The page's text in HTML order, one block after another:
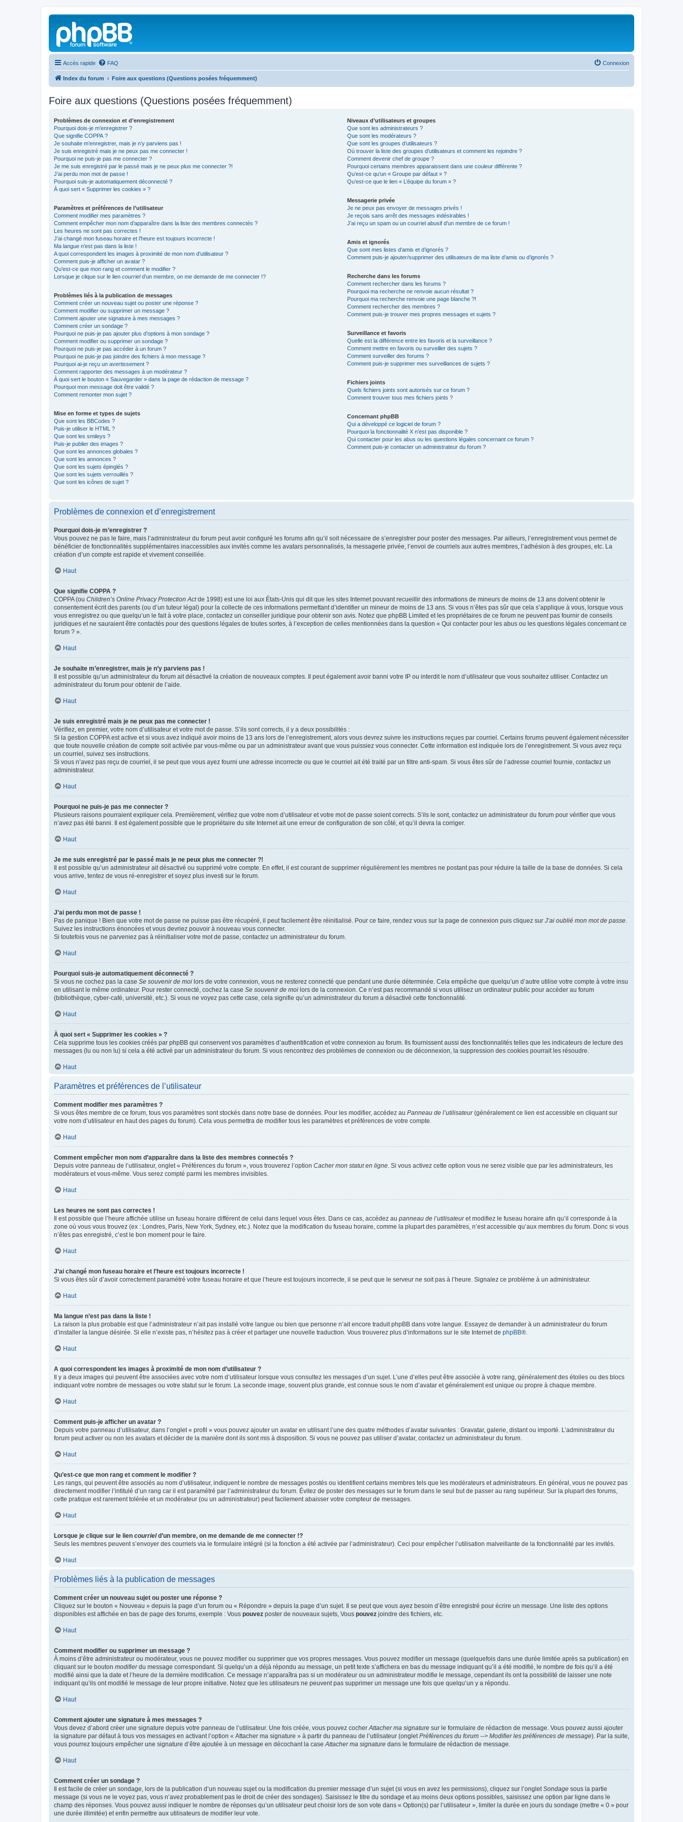
Accès rapide FAQ Connexion
Index du forum Foire aux questions (Questions posées fréquemment)
Foire aux questions (Questions posées fréquemment)
Problèmes de connexion et d’enregistrement
Pourquoi dois-je m’enregistrer ?
Que signifie COPPA ?
Je souhaite m’enregistrer, mais je n’y parviens pas !
Je suis enregistré mais je ne peux pas me connecter !
Pourquoi ne puis-je pas me connecter ?
Je me suis enregistré par le passé mais je ne peux plus me connecter ?!
J’ai perdu mon mot de passe !
Pourquoi suis-je automatiquement déconnecté ?
À quoi sert « Supprimer les cookies » ?
Paramètres et préférences de l’utilisateur
Comment modifier mes paramètres ?
Comment empêcher mon nom d’apparaître dans la liste des membres connectés ?
Les heures ne sont pas correctes !
J’ai changé mon fuseau horaire et l’heure est toujours incorrecte !
Ma langue n’est pas dans la liste !
A quoi correspondent les images à proximité de mon nom d’utilisateur ?
Comment puis-je afficher un avatar ?
Qu’est-ce que mon rang et comment le modifier ?
Lorsque je clique sur le lien courrield’un membre, on me demande de me connecter !?
Problèmes liés à la publication de messages
Comment créer un nouveau sujet ou poster une réponse ?
Comment modifier ou supprimer un message ?
Comment ajouter une signature à mes messages ?
Comment créer un sondage ?
Pourquoi ne puis-je pas ajouter plus d’options à mon sondage ?
Comment modifier ou supprimer un sondage ?
Pourquoi ne puis-je pas accéder à un forum ?
Pourquoi ne puis-je pas joindre des fichiers à mon message ?
Pourquoi ai-je reçu un avertissement ?
Comment rapporter des messages à un modérateur ?
À quoi sert le bouton « Sauvegarder » dans la page de rédaction de message ?
Pourquoi mon message doit être validé ?
Comment remonter mon sujet ?
Mise en forme et types de sujets
Que sont les BBCodes ?
Puis-je utiliser le HTML ?
Que sont les smileys ?
Puis-je publier des images ?
Que sont les annonces globales ?
Que sont les annonces ?
Que sont les sujets épinglés ?
Que sont les sujets verrouillés ?
Que sont les icônes de sujet ?
Niveaux d’utilisateurs et groupes
Que sont les administrateurs ?
Que sont les modérateurs ?
Que sont les groupes d’utilisateurs ?
Où trouver la liste des groupes d’utilisateurs et comment les rejoindre ?
Comment devenir chef de groupe ?
Pourquoi certains membres apparaissent dans une couleur différente ?
Qu’est-ce qu’un « Groupe par défaut » ?
Qu’est-ce que le lien « L’équipe du forum » ?
Messagerie privée
Je ne peux pas envoyer de messages privés !
Je reçois sans arrêt des messages indésirables !
J’ai reçu un spam ou un courriel abusif d’un membre de ce forum !
Amis et ignorés
Que sont mes listes d’amis et d’ignorés ?
Comment puis-je ajouter/supprimer des utilisateurs de ma liste d’amis ou d’ignorés ?
Recherche dans les forums
Comment rechercher dans les forums ?
Pourquoi ma recherche ne renvoie aucun résultat ?
Pourquoi ma recherche renvoie une page blanche ?!
Comment rechercher des membres ?
Comment puis-je trouver mes propres messages et sujets ?
Surveillance et favoris
Quelle est la différence entre les favoris et la surveillance ?
Comment mettre en favoris ou surveiller des sujets ?
Comment surveiller des forums ?
Comment puis-je supprimer mes surveillances de sujets ?
Fichiers joints
Quels fichiers joints sont autorisés sur ce forum ?
Comment trouver tous mes fichiers joints ?
Concernant phpBB
Qui a développé ce logiciel de forum ?
Pourquoi la fonctionnalité X n’est pas disponible ?
Qui contacter pour les abus ou les questions légales concernant ce forum ?
Comment puis-je contacter un administrateur du forum ?
Problèmes de connexion et d’enregistrement
Pourquoi dois-je m’enregistrer ?
Vous pouvez ne pas le faire, mais l’administrateur du forum peut avoir configuré les forums afin qu’il soit nécessaire de s’enregistrer pour poster des messages. Par ailleurs, l’enregistrement vous permet de
bénéficier de fonctionnalités supplémentaires inaccessibles aux invités comme les avatars personnalisés, la messagerie privée, l’envoi de courriels aux autres membres, l’adhésion à des groupes, etc. La
création d’un compte est rapide et vivement conseillée.
Haut
Que signifie COPPA ?
COPPA (ou Children’s Online Privacy Protection Actde 1998) est une loi aux États-Unis qui dit que les sites Internet pouvant recueillir des informations de mineurs de moins de 13 ans doivent obtenir le
consentement écrit des parents (ou d’un tuteur légal) pour la collecte de ces informations permettant d’identifier un mineur de moins de 13 ans. Si vous n’êtes pas sûr que cela s’applique à vous, lorsque vous
vous enregistrez ou que quelqu’un le fait à votre place, contactez un conseiller juridique pour obtenir son avis. Notez que phpBB Limited et les propriétaires de ce forum ne peuvent pas fournir de conseils
juridiques et ne sauraient être contactés pour des questions légales de toutes sortes, à l’exception de celles mentionnées dans la question « Qui contacter pour les abus ou les questions légales concernant ce
forum ? ».
Haut
Je souhaite m’enregistrer, mais je n’y parviens pas !
Il est possible qu’un administrateur du forum ait désactivé la création de nouveaux comptes. Il peut également avoir banni votre IP ou interdit le nom d’utilisateur que vous souhaitez utiliser. Contactez un
administrateur du forum pour obtenir de l’aide.
Haut
Je suis enregistré mais je ne peux pas me connecter !
Vérifiez, en premier, votre nom d’utilisateur et votre mot de passe. S’ils sont corrects, il y a deux possibilités :
Si la gestion COPPA est active et si vous avez indiqué avoir moins de 13 ans lors de l’enregistrement, alors vous devrez suivre les instructions reçues par courriel. Certains forums peuvent également nécessiter
que toute nouvelle création de compte soit activée par vous-même ou par un administrateur avant que vous puissiez vous connecter. Cette information est indiquée lors de l’enregistrement. Si vous avez reçu
un courriel, suivez ses instructions.
Si vous n’avez pas reçu de courriel, il se peut que vous ayez fourni une adresse incorrecte ou que le courriel ait été traité par un filtre anti-spam. Si vous êtes sûr de l’adresse courriel fournie, contactez un
administrateur.
Haut
Pourquoi ne puis-je pas me connecter ?
Plusieurs raisons pourraient expliquer cela. Premièrement, vérifiez que votre nom d’utilisateur et votre mot de passe soient corrects. S’ils le sont, contactez un administrateur du forum pour vérifier que vous
n’avez pas été banni. Il est également possible que le propriétaire du site Internet ait une erreur de configuration de son côté, et qu’il devra la corriger.
Haut
Je me suis enregistré par le passé mais je ne peux plus me connecter ?!
Il est possible qu’un administrateur ait désactivé ou supprimé votre compte. En effet, il est courant de supprimer régulièrement les membres ne postant pas pour réduire la taille de la base de données. Si cela
vous arrive, tentez de vous ré-enregistrer et soyez plus investi sur le forum.
Haut
J’ai perdu mon mot de passe !
Pas de panique ! Bien que votre mot de passe ne puisse pas être récupéré, il peut facilement être réinitialisé. Pour ce faire, rendez vous sur la page de connexion puis cliquez sur J’ai oublié mon mot de passe.
Suivez les instructions énoncées et vous devriez pouvoir à nouveau vous connecter.
Si toutefois vous ne parveniez pas à réinitialiser votre mot de passe, contactez un administrateur du forum.
Haut
Pourquoi suis-je automatiquement déconnecté ?
Si vous ne cochez pas la case Se souvenir de moi lors de votre connexion, vous ne resterez connecté que pendant une durée déterminée. Cela empêche que quelqu’un d’autre utilise votre compte à votre insu
en utilisant le même ordinateur. Pour rester connecté, cochez la case Se souvenir de moi lors de la connexion. Ce n’est pas recommandé si vous utilisez un ordinateur public pour accéder au forum
(bibliothèque, cyber-café, université, etc.). Si vous ne voyez pas cette case, cela signifie qu’un administrateur du forum a désactivé cette fonctionnalité.
Haut
À quoi sert « Supprimer les cookies » ?
Cela supprime tous les cookies créés par phpBB qui conservent vos paramètres d’authentification et votre connexion au forum. Ils fournissent aussi des fonctionnalités telles que les indicateurs de lecture des
messages (lu ou non lu) si cela a été activé par un administrateur du forum. Si vous rencontrez des problèmes de connexion ou de déconnexion, la suppression des cookies pourrait les résoudre.
Haut
Paramètres et préférences de l’utilisateur
Comment modifier mes paramètres ?
Si vous êtes membre de ce forum, tous vos paramètres sont stockés dans notre base de données. Pour les modifier, accédez au Panneau de l’utilisateur(généralement ce lien est accessible en cliquant sur
votre nom d’utilisateur en haut des pages du forum). Cela vous permettra de modifier tous les paramètres et préférences de votre compte.
Haut
Comment empêcher mon nom d’apparaître dans la liste des membres connectés ?
Depuis votre panneau de l’utilisateur, onglet « Préférences du forum », vous trouverez l’option Cacher mon statut en ligne. Si vous activez cette option vous ne serez visible que par les administrateurs, les
modérateurs et vous-même. Vous serez compté parmi les membres invisibles.
Haut
Les heures ne sont pas correctes !
Il est possible que l’heure affichée utilise un fuseau horaire différent de celui dans lequel vous êtes. Dans ce cas, accédez au panneau de l’utilisateuret modifiez le fuseau horaire afin qu’il corresponde à la
zone où vous vous trouvez (ex : Londres, Paris, New York, Sydney, etc.). Notez que la modification du fuseau horaire, comme la plupart des paramètres, n’est accessible qu’aux membres du forum. Donc si vous
n’êtes pas enregistré, c’est le bon moment pour le faire.
Haut
J’ai changé mon fuseau horaire et l’heure est toujours incorrecte !
Si vous êtes sûr d’avoir correctement paramétré votre fuseau horaire et que l’heure est toujours incorrecte, il se peut que le serveur ne soit pas à l’heure. Signalez ce problème à un administrateur.
Haut
Ma langue n’est pas dans la liste !
La raison la plus probable est que l’administrateur n’ait pas installé votre langue ou bien que personne n’ait encore traduit phpBB dans votre langue. Essayez de demander à un administrateur du forum
d’installer la langue désirée. Si elle n’existe pas, n’hésitez pas à créer et partager une nouvelle traduction. Vous trouverez plus d’informations sur le site Internet de phpBB®.
Haut
A quoi correspondent les images à proximité de mon nom d’utilisateur ?
Il y a deux images qui peuvent être associées avec votre nom d’utilisateur lorsque vous consultez les messages d’un sujet. L’une d’elles peut être associée à votre rang, généralement des étoiles ou des blocs
indiquant votre nombre de messages ou votre statut sur le forum. La seconde image, souvent plus grande, est connue sous le nom d’avatar et généralement est unique ou propre à chaque membre.
Haut
Comment puis-je afficher un avatar ?
Depuis votre panneau d’utilisateur, dans l’onglet « profil » vous pouvez ajouter un avatar en utilisant l’une des quatre méthodes d’avatar suivantes : Gravatar, galerie, distant ou importé. L’administrateur du
forum peut activer ou non les avatars et décider de la manière dont ils sont mis à disposition. Si vous ne pouvez pas utiliser d’avatar, contactez un administrateur du forum.
Haut
Qu’est-ce que mon rang et comment le modifier ?
Les rangs, qui peuvent être associés au nom d’utilisateur, indiquent le nombre de messages postés ou identifient certains membres tels que les modérateurs et administrateurs. En général, vous ne pouvez pas
directement modifier l’intitulé d’un rang car il est paramétré par l’administrateur du forum. Évitez de poster des messages sur le forum dans le seul but de passer au rang supérieur. Sur la plupart des forums,
cette pratique est rarement tolérée et un modérateur (ou un administrateur) peut facilement abaisser votre compteur de messages.
Haut
Lorsque je clique sur le lien courrield’un membre, on me demande de me connecter !?
Seuls les membres peuvent s’envoyer des courriels via le formulaire intégré (si la fonction a été activée par l’administrateur). Ceci pour empêcher l’utilisation malveillante de la fonctionnalité par les invités.
Haut
Problèmes liés à la publication de messages
Comment créer un nouveau sujet ou poster une réponse ?
Cliquez sur le bouton « Nouveau » depuis la page d’un forum ou « Répondre » depuis la page d’un sujet. Il se peut que vous ayez besoin d’être enregistré pour écrire un message. Une liste des options
disponibles est affichée en bas de page des forums, exemple : Vous pouvez poster de nouveaux sujets, Vous pouvez joindre des fichiers, etc.
Haut
Comment modifier ou supprimer un message ?
À moins d’être administrateur ou modérateur, vous ne pouvez modifier ou supprimer que vos propres messages. Vous pouvez modifier un message (quelquefois dans une durée limitée après sa publication) en
cliquant sur le bouton modifierdu message correspondant. Si quelqu’un a déjà répondu au message, un petit texte s’affichera en bas du message indiquant qu’il a été modifié, le nombre de fois qu’il a été
modifié ainsi que la date et l’heure de la dernière modification. Ce message n’apparaîtra pas si un modérateur ou un administrateur modifie le message, cependant ils ont la possibilité de laisser une note
indiquant qu’ils ont modifié le message de leur propre initiative. Notez que les utilisateurs ne peuvent pas supprimer un message une fois que quelqu’un y a répondu.
Haut
Comment ajouter une signature à mes messages ?
Vous devez d’abord créer une signature depuis votre panneau de l’utilisateur. Une fois créée, vous pouvez cocherAttacher ma signature sur le formulaire de rédaction de message. Vous pouvez aussi ajouter
la signature par défaut à tous vos messages en activant l’option « Attacher ma signature » à partir du panneau de l’utilisateur (ongletPréférences du forum --> Modifier les préférences de message). Par la suite,
vous pourrez toujours empêcher une signature d’être ajoutée à un message en décochant la caseAttacher ma signature dans le formulaire de rédaction de message.
Haut
Comment créer un sondage ?
Il est facile de créer un sondage, lors de la publication d’un nouveau sujet ou la modification du premier message d’un sujet (si vous en avez les permissions), cliquez sur l’ongletSondage sous la partie
message (si vous ne le voyez pas, vous n’avez probablement pas le droit de créer des sondages). Saisissez le titre du sondage et au moins deux options possibles, saisissez une option par ligne dans le
champ des réponses. Vous pouvez aussi indiquer le nombre de réponses qu’un utilisateur peut choisir lors de son vote dans « Option(s) par l’utilisateur », limiter la durée en jours du sondage (mettre « 0 » pour
une durée illimitée) et enfin permettre aux utilisateurs de modifier leur vote.